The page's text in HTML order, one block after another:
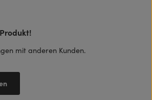
von 0 von 5 Sternen
mit anderen Kunden.